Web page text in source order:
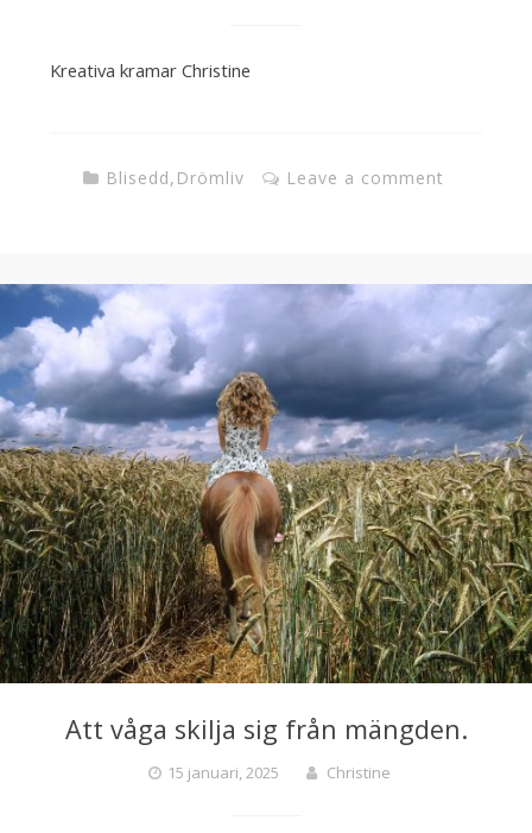
Kreativa kramar Christine
Blisedd, Drömliv Leave a comment
Att våga skilja sig från mängden.
15 januari, 2025 Christine